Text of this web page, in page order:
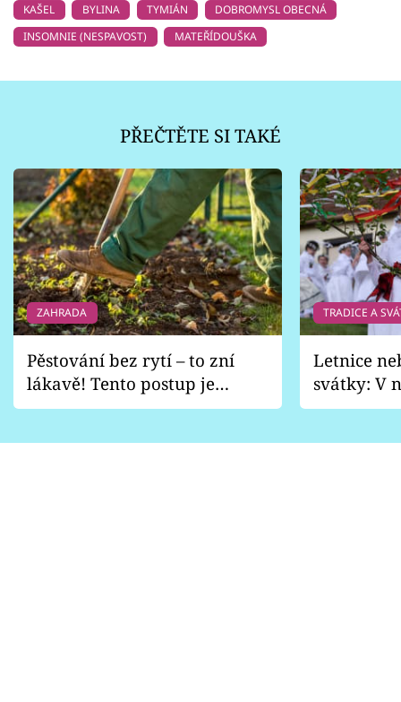
KAŠEL
BYLINA TYMIÁN
DOBROMYSL OBECNÁ
INSOMNIE (NESPAVOST)
MATEŘÍDOUŠKA
PŘEČTĚTE SI TAKÉ
ZAHRADA
Pěstování bez rytí – to zní
lákavě! Tento postup je
vhodný jen pro některé
TRADICE A
Letnice
svátky: V
pondělí